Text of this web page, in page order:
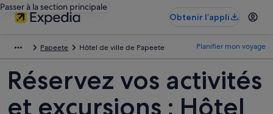
Passer à la section principale
Obtenir l’appli
Papeete Hôtel de ville de Papeete Planifier mon voyage
Réservez vos activités
et excursions : Hôtel